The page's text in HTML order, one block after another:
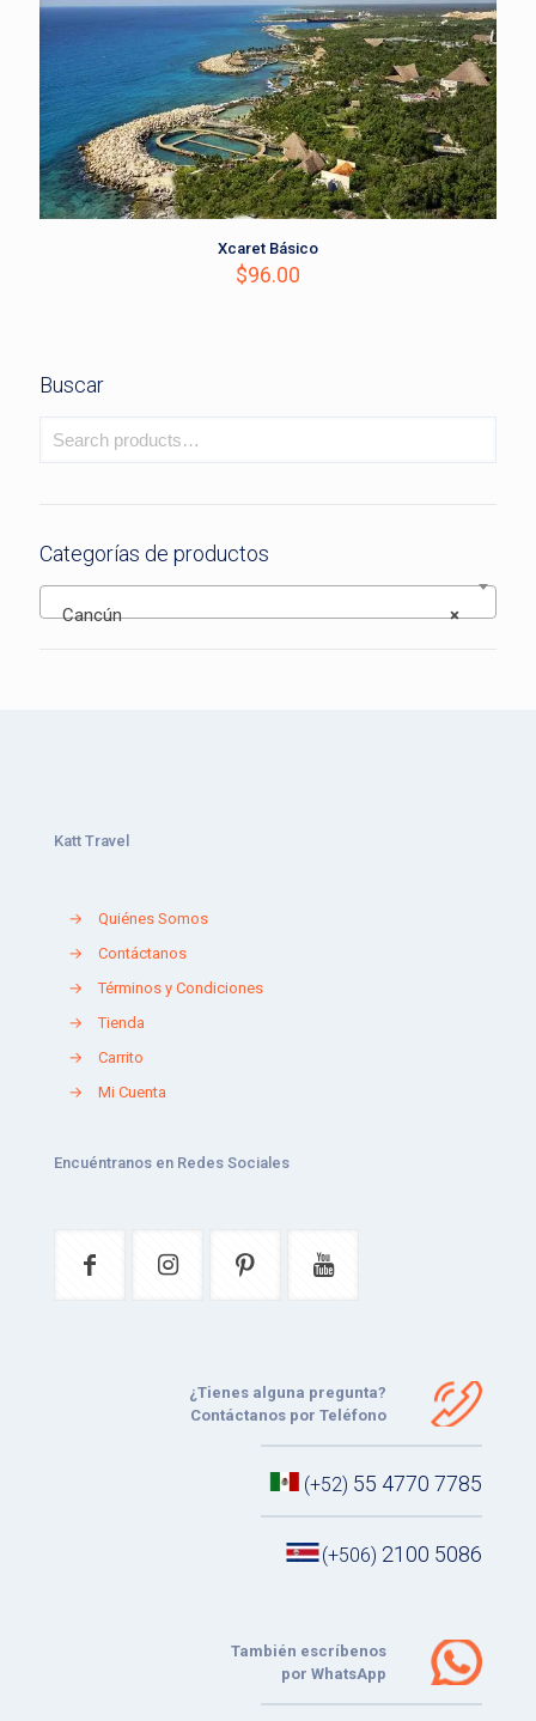
Xcaret Básico
$96.00
Buscar
Categorías de productos
×
Cancún
Katt Travel
→
Quiénes Somos
→
Contáctanos
→
Términos y Condiciones
→
Tienda
→
Carrito
→
Mi Cuenta
Encuéntranos en Redes Sociales
¿Tienes alguna pregunta?
Contáctanos por Teléfono
(+52) 55 4770 7785
(+506) 2100 5086
También escríbenos
por WhatsApp